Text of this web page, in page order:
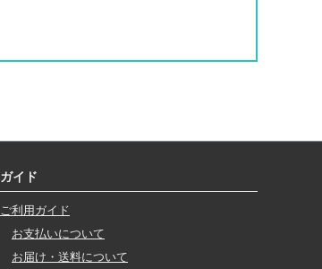
ガイド
ご利用ガイド
お支払いについて
お届け・送料について